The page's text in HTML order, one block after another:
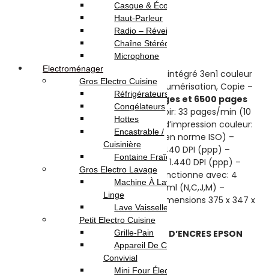
Imprimante Multifonction à réservoir intégré 3en1 couleur
Epson ECOTANK L3210 – Impression, Numérisation, Copie –
avec encre noire jusqu’à 8100 pages et 6500 pages
– Vitesse d’impression noir: 33 pages/min (10
pages/min en norme ISO) – Vitesse d’impression couleur:
15 pages/min (5 pages/min Couleur en norme ISO) –
Qualité d’impression noire: 5.760 x 1.440 DPI (ppp) –
Qualité d’impression couleur: 5.760 x 1.440 DPI (ppp) –
Impression recto/verso: Manuel – Fonctionne avec: 4
bouteilles d’encre individuelles de 65 ml (N,C,J,M) –
Connectivité: USB – Poids: 3,9 kg – Dimensions 375‎ x 347 x
Garantie: 1 an
+ CABLE USB OFFERT + 5 BOUTEILLES D’ENCRES EPSON
599.000
Casque & Écouteurs
Haut-Parleur
Radio – Réveil
Chaîne Stéréo
Microphone
Electroménager
Gros Electro Cuisine
Réfrigérateurs
Congélateurs
Hottes
Encastrable /
Cuisinière
Fontaine Fraîche
Gros Electro Lavage
Machine À Laver / Sèche
Linge
Lave Vaisselle
Petit Electro Cuisine
Grille-Pain
Appareil De Cuisson /
Convivial
Mini Four Électrique /